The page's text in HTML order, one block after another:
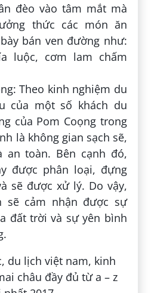
đèo vào tâm mắt mà
thức các món ăn
bán ven đường như:
luộc, cơm lam chấm
Theo kinh nghiệm du
của một số khách du
của Pom Coọng trong
là không gian sạch sẽ,
an toàn. Bên cạnh đó,
được phân loại, đựng
sẽ được xử lý. Do vậy,
sẽ cảm nhận được sự
đất trời và sự yên bình